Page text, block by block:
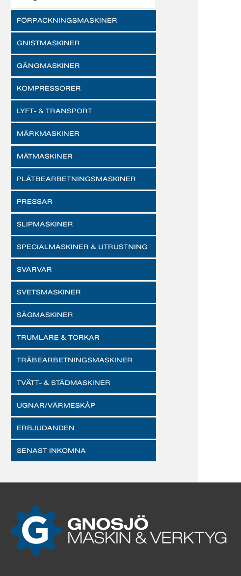
FÖRPACKNINGSMASKINER
GNISTMASKINER
GÄNGMASKINER
KOMPRESSORER
LYFT- & TRANSPORT
MÄRKMASKINER
MÄTMASKINER
PLÅTBEARBETNINGSMASKINER
PRESSAR
SLIPMASKINER
SPECIALMASKINER & UTRUSTNING
SVARVAR
SVETSMASKINER
SÅGMASKINER
TRUMLARE & TORKAR
TRÄBEARBETNINGSMASKINER
TVÄTT- & STÄDMASKINER
UGNAR/VÄRMESKÅP
ERBJUDANDEN
SENAST INKOMNA